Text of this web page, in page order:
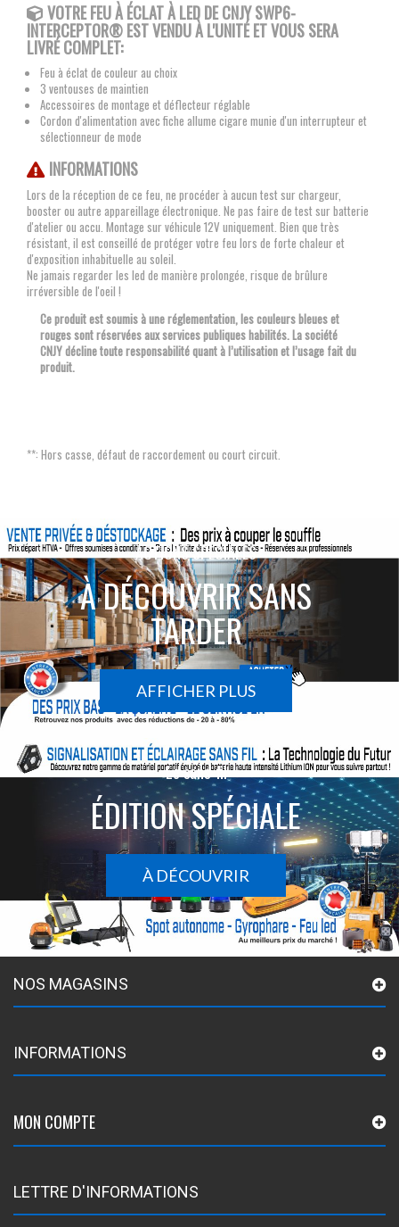
VOTRE FEU À ÉCLAT À LED DE CNJY SWP6-
INTERCEPTOR® EST VENDU À L'UNITÉ ET VOUS SERA
LIVRÉ COMPLET:
Feu à éclat de couleur au choix
3 ventouses de maintien
Accessoires de montage et déflecteur réglable
Cordon d'alimentation avec fiche allume cigare munie d'un interrupteur et
sélectionneur de mode
INFORMATIONS
Lors de la réception de ce feu, ne procéder à aucun test sur chargeur,
booster ou autre appareillage électronique. Ne pas faire de test sur batterie
d'atelier ou accu. Montage sur véhicule 12V uniquement. Bien que très
résistant, il est conseillé de protéger votre feu lors de forte chaleur et
d'exposition inhabituelle au soleil.
Ne jamais regarder les led de manière prolongée, risque de brûlure
irréversible de l'oeil !
Ce produit est soumis à une réglementation, les couleurs bleues et
rouges sont réservées aux services publiques habilités. La société
CNJY décline toute responsabilité quant à l’utilisation et l’usage fait du
produit.
**: Hors casse, défaut de raccordement ou court circuit.
ACTIONS SPÉCIALES
À DÉCOUVRIR SANS
TARDER
AFFICHER PLUS
Le sans-fil
ÉDITION SPÉCIALE
À DÉCOUVRIR
NOS MAGASINS
INFORMATIONS
MON COMPTE
LETTRE D'INFORMATIONS